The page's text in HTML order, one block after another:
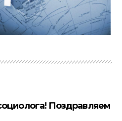
Поздравляем